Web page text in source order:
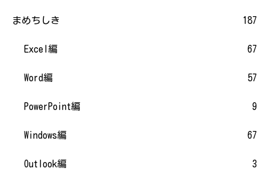
まめちしき 187
Excel編 67
Word編 57
PowerPoint編 9
Windows編 67
Outlook編 3